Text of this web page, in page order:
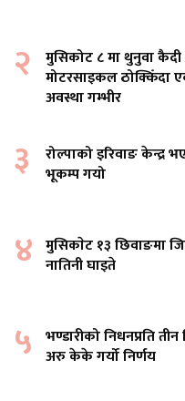
२
मुसिकोट ८ मा थुनुवा
मोटरसाइकल
अवस्था गम्भीर
३
रोल्पाको इरिवाङ केन्द्र
भूकम्प गयो
४ मुसिकाेट १३ छिवाङमा
नातिनी घाइते
५ भण्डारीको निधनप्रति
अरु केके गर्यो निर्णय